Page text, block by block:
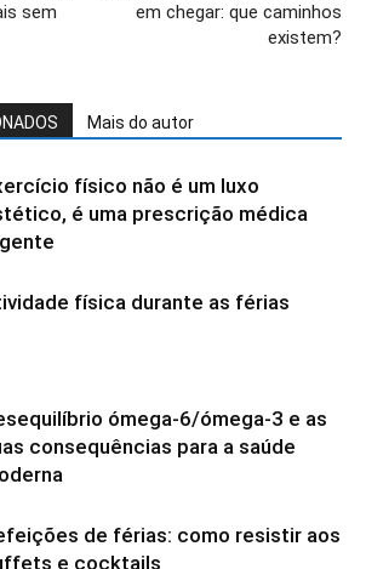
sem
em chegar: que caminhos
existem?
Mais do autor
físico não é um luxo
é uma prescrição médica
física durante as férias
ómega-6/ómega-3 e as
consequências para a saúde
de férias: como resistir aos
e cocktails